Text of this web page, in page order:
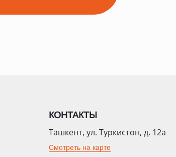
КОНТАКТЫ
Ташкент, ул. Туркистон, д. 12а
Смотреть на карте